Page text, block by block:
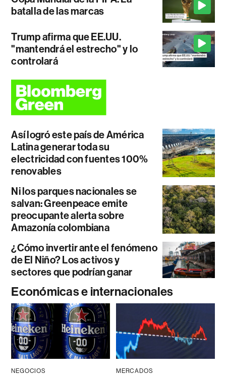
batalla de las marcas
Trump afirma que EE.UU.
"mantendrá el estrecho" y lo
controlará
Así logró este país de América
Latina generar toda su
electricidad con fuentes 100%
renovables
Ni los parques nacionales se
salvan: Greenpeace emite
preocupante alerta sobre
Amazonía colombiana
¿Cómo invertir ante el fenómeno
de El Niño? Los activos y
sectores que podrían ganar
Económicas e internacionales
NEGOCIOS MERCADOS